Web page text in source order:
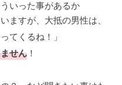
いった事があるか
ますが、大抵の男性は、
てくるね！」
せん ！